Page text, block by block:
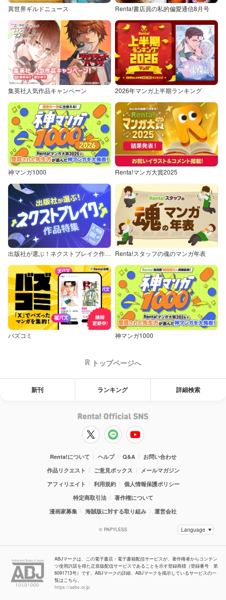
異世界ギルドニュース Renta!書店員の私的偏愛通信8月号
集英社人気作品キャンペーン 2026年マンガ上半期ランキング
神マンガ1000 Renta!マンガ大賞2025
出版社が選ぶ！ネクストブレイク作品特集 Renta!スタッフの魂のマンガ年表
バズコミ 神マンガ1000
トップページへ
新刊 ランキング 詳細検索
Renta!について ヘルプ Q&A
お問い合わせ
作品リクエスト
ご意見ボックス
メールマガジン
アフィリエイト
利用規約
個人情報保護ポリシー
特定商取引法
著作権について
漫画家募集
海賊版に対する取り組み 運営会社
© PAPYLESS
ABJマークは、この電子書店・電子書籍配信サービスが、著作権者からコンテン
ツ使用許諾を得た正規版配信サービスであることを示す登録商標（登録番号 第
6091713号）です。ABJマークの詳細、ABJマークを掲示しているサービスの一
覧はこちら。
https://aebs.or.jp